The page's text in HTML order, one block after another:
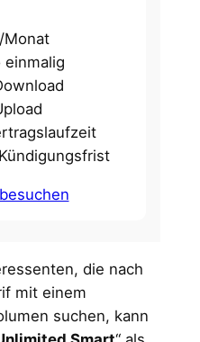
Monat
einmalig
die nach
mit einem
suchen, kann